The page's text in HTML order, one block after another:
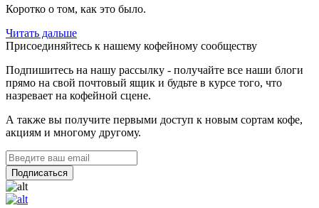
Коротко о том, как это было.
Читать дальше
Присоединяйтесь к нашему кофейному сообществу
Подпишитесь на нашу рассылку - получайте все наши блоги
прямо на свой почтовый ящик и будьте в курсе того, что
назревает на кофейной сцене.
А также вы получите первыми доступ к новым сортам кофе,
акциям и многому другому.